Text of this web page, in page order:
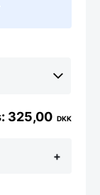
+
325,00 DKK